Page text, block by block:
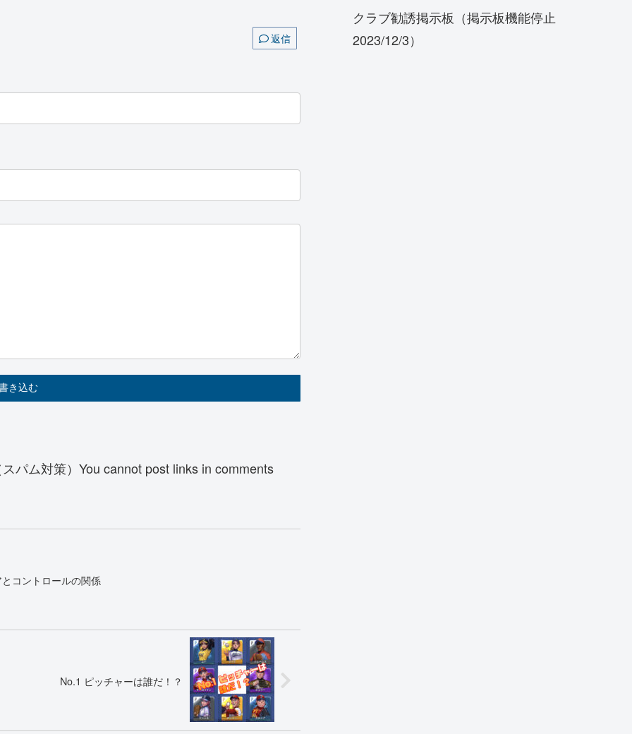
返信
パム対策）You cannot post links in comments
コントロールの関係
No.1 ピッチャーは誰だ！？
クラブ勧誘掲示板（掲示板機能停止
2023/12/3）